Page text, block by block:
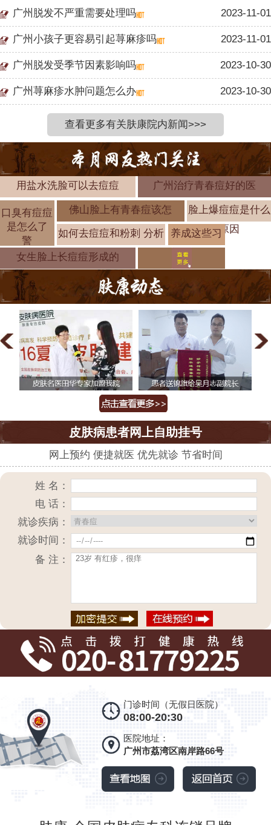
广州脱发不严重需要处理吗 2023-11-01
广州小孩子更容易引起荨麻疹吗 2023-11-01
广州脱发受季节因素影响吗 2023-10-30
广州荨麻疹水肿问题怎么办 2023-10-30
查看更多有关肤康院内新闻>>>
用盐水洗脸可以去痘痘 广州治疗青春痘好的医
口臭有痘痘
是怎么了
警
佛山脸上有青春痘该怎
脸上爆痘痘是什么
原因
如何去痘痘和粉刺 分析
养成这些习
惯帮你摆脱
女生脸上长痘痘形成的
皮肤病患者网上自助挂号
网上预约 便捷就医 优先就诊 节省时间
姓 名：
电 话：
就诊疾病：
就诊时间：
备 注：
门诊时间（无假日医院）
08:00-20:30
医院地址：
广州市荔湾区南岸路66号